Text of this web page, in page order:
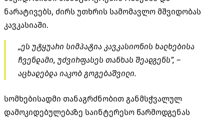
ნარატივებს, ძირს უთხრის სამომავლო მშვიდობას
კავკასიაში.
„ეს უტყუარი სიმპატია კავკასიონის ხალხებისა
ჩვენდამი, უძვირფასეს თანხას შეადგენს”, –
აცხადებდა იაკობ გოგებაშვილი.
სომხებისადმი თანაგრძნობით განმსჭვალულ
დამოკიდებულებაზე საინტერესო წარმოდგენას